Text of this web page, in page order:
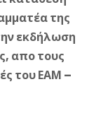
της
εκδήλωση
απο τους
του ΕΑΜ –